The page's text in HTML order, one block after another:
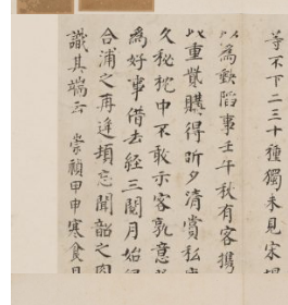
文物馆所藏宋拓本，为该帖唐代摹刻之
全本，全帖完整无缺，楮墨精善，
纹，经名家递藏。此本有梁同书、王
八：宋刻淳化阁帖泉州本卷六至八集
《淳化阁帖》是宋太宗赵炅下诏，由
宋淳化三年（992）的一套十卷丛帖
般认为，《淳化阁帖》在清代以前主
南宋初年福建泉州的 “泉州本”，是现
代重刻系统之一。而文物馆藏本属于
本辑自卷六至卷八集王羲之帖。